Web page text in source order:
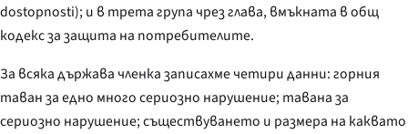
dostopnosti); и в трета група чрез глава, вмъкната в общ
кодекс за защита на потребителите.
За всяка държава членка записахме четири данни: горния
таван за едно много сериозно нарушение; тавана за
сериозно нарушение; съществуването и размера на каквато